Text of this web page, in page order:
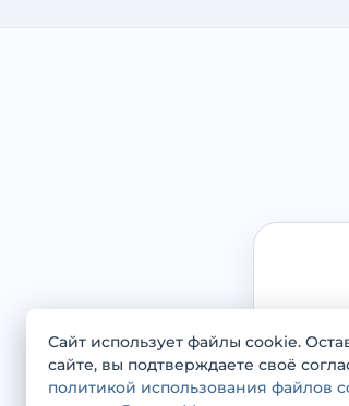
Сайт использует файлы cookie.
сайте, вы подтверждаете своё
политикой использования файлов